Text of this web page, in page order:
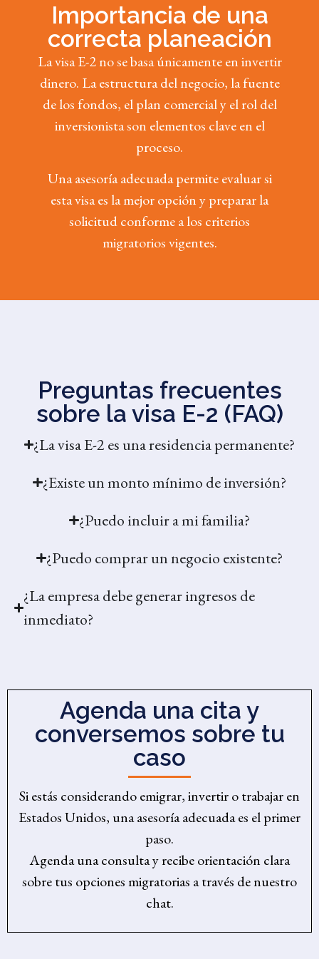
Importancia de una
correcta planeación
La visa E-2 no se basa únicamente en invertir
dinero. La estructura del negocio, la fuente
de los fondos, el plan comercial y el rol del
inversionista son elementos clave en el
proceso.
Una asesoría adecuada permite evaluar si
esta visa es la mejor opción y preparar la
solicitud conforme a los criterios
migratorios vigentes.
Preguntas frecuentes
sobre la visa E-2 (FAQ)
¿La visa E-2 es una residencia permanente?
¿Existe un monto mínimo de inversión?
¿Puedo incluir a mi familia?
¿Puedo comprar un negocio existente?
¿La empresa debe generar ingresos de
inmediato?
Agenda una cita y
conversemos sobre tu
caso
Si estás considerando emigrar, invertir o trabajar en
Estados Unidos, una asesoría adecuada es el primer
paso.
Agenda una consulta y recibe orientación clara
sobre tus opciones migratorias a través de nuestro
chat.